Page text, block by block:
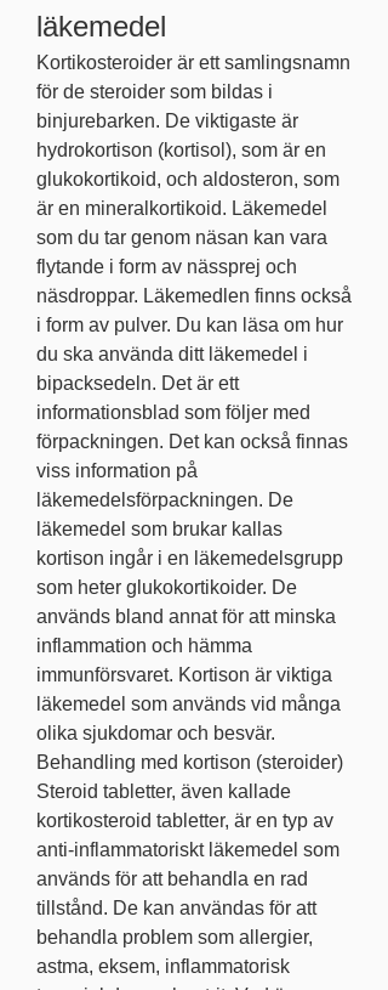
läkemedel
Kortikosteroider är ett samlingsnamn
för de steroider som bildas i
binjurebarken. De viktigaste är
hydrokortison (kortisol), som är en
glukokortikoid, och aldosteron, som
är en mineralkortikoid. Läkemedel
som du tar genom näsan kan vara
flytande i form av nässprej och
näsdroppar. Läkemedlen finns också
i form av pulver. Du kan läsa om hur
du ska använda ditt läkemedel i
bipacksedeln. Det är ett
informationsblad som följer med
förpackningen. Det kan också finnas
viss information på
läkemedelsförpackningen. De
läkemedel som brukar kallas
kortison ingår i en läkemedelsgrupp
som heter glukokortikoider. De
används bland annat för att minska
inflammation och hämma
immunförsvaret. Kortison är viktiga
läkemedel som används vid många
olika sjukdomar och besvär.
Behandling med kortison (steroider)
Steroid tabletter, även kallade
kortikosteroid tabletter, är en typ av
anti-inflammatoriskt läkemedel som
används för att behandla en rad
tillstånd. De kan användas för att
behandla problem som allergier,
astma, eksem, inflammatorisk